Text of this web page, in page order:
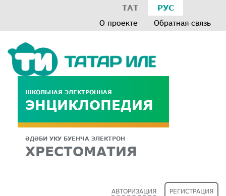
ТАТ РУС
О проекте Обратная связь
ШКОЛЬНАЯ ЭЛЕКТРОННАЯ
ЭНЦИКЛОПЕДИЯ
ӘДӘБИ УКУ БУЕНЧА ЭЛЕКТРОН
ХРЕСТОМАТИЯ
АВТОРИЗАЦИЯ РЕГИСТРАЦИЯ